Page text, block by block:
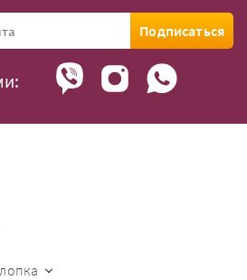
Подписаться